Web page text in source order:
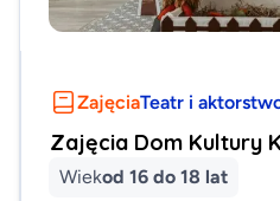
ZajęciaTeatr i
Zajęcia Dom Kultury
Wiekod 16 do 18 lat